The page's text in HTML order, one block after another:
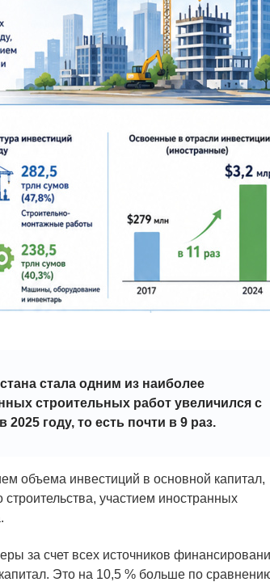
стала одним из наиболее
строительных работ увеличился с
году, то есть почти в 9 раз.
объема инвестиций в основной капитал,
участием иностранных
за счет всех источников
Это на 10,5 % больше по